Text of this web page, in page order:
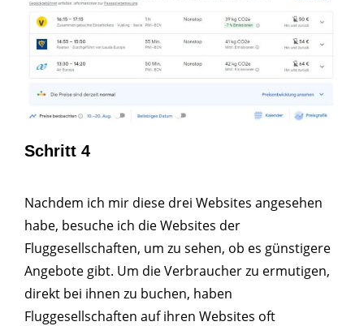
Schritt 4
Nachdem ich mir diese drei Websites angesehen
habe, besuche ich die Websites der
Fluggesellschaften, um zu sehen, ob es günstigere
Angebote gibt. Um die Verbraucher zu ermutigen,
direkt bei ihnen zu buchen, haben
Fluggesellschaften auf ihren Websites oft